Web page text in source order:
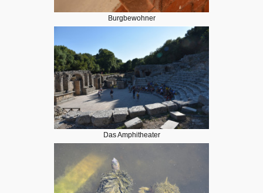
Burgbewohner
Das Amphitheater